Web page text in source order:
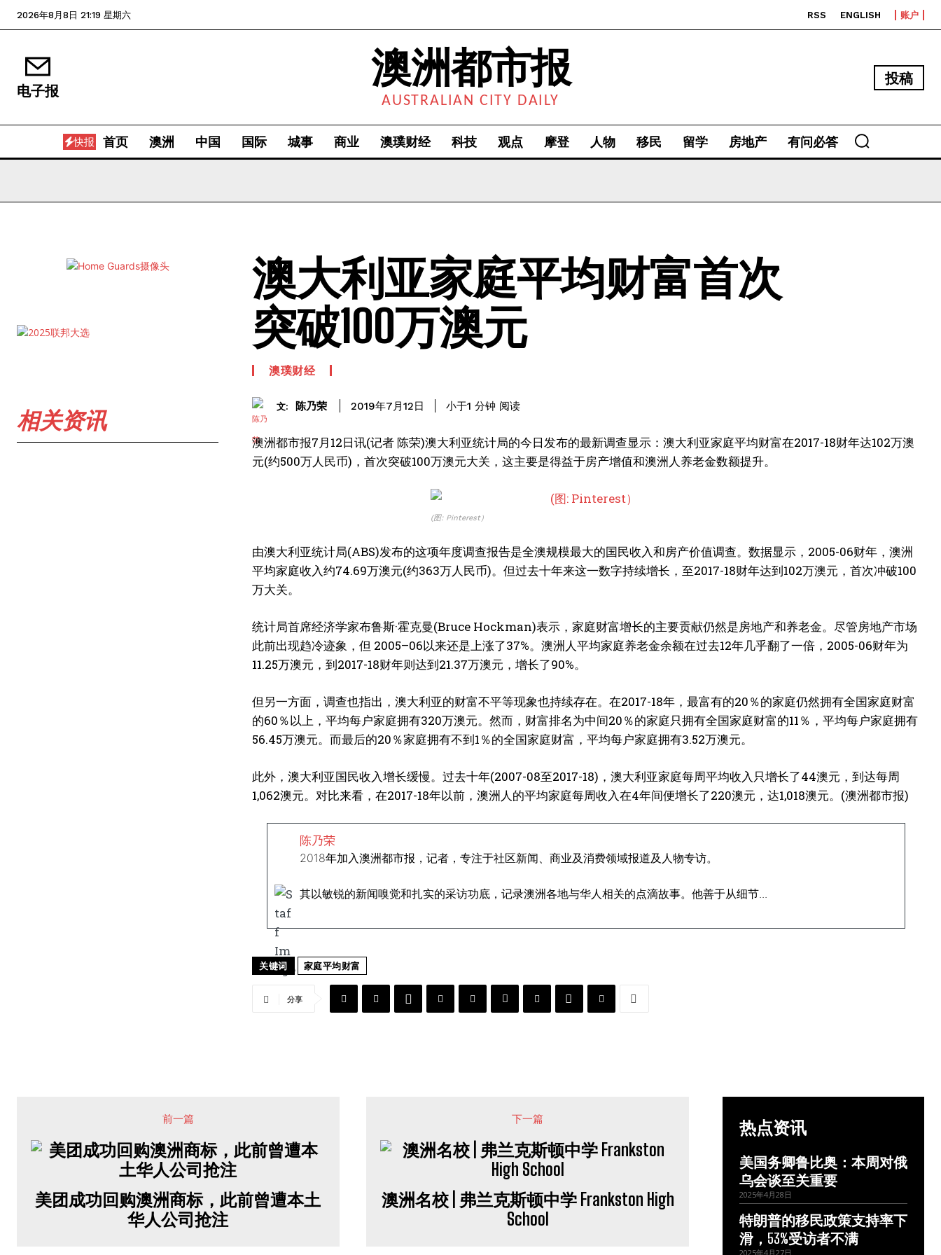
2026年8月8日 21:19 星期六 RSS ENGLISH 账户
电子报 澳洲都市报
AUSTRALIAN CITY DAILY
投稿
快报 首页 澳洲 中国 国际 城事 商业 澳璞财经 科技 观点 摩登 人物 移民 留学 房地产 有问必答
相关资讯
澳大利亚家庭平均财富首次
突破100万澳元
澳璞财经
文: 陈乃荣 2019年7月12日 小于1 分钟 阅读
澳洲都市报7月12日讯(记者 陈荣)澳大利亚统计局的今日发布的最新调查显示：澳大利亚家庭平均财富在2017-18财年达102万澳
元(约500万人民币)，首次突破100万澳元大关，这主要是得益于房产增值和澳洲人养老金数额提升。
(图: Pinterest）
由澳大利亚统计局(ABS)发布的这项年度调查报告是全澳规模最大的国民收入和房产价值调查。数据显示，2005-06财年，澳洲
平均家庭收入约74.69万澳元(约363万人民币)。但过去十年来这一数字持续增长，至2017-18财年达到102万澳元，首次冲破100
万大关。
统计局首席经济学家布鲁斯·霍克曼(Bruce Hockman)表示，家庭财富增长的主要贡献仍然是房地产和养老金。尽管房地产市场
此前出现趋冷迹象，但 2005–06以来还是上涨了37%。澳洲人平均家庭养老金余额在过去12年几乎翻了一倍，2005-06财年为
11.25万澳元，到2017-18财年则达到21.37万澳元，增长了90%。
但另一方面，调查也指出，澳大利亚的财富不平等现象也持续存在。在2017-18年，最富有的20％的家庭仍然拥有全国家庭财富
的60％以上，平均每户家庭拥有320万澳元。然而，财富排名为中间20％的家庭只拥有全国家庭财富的11％，平均每户家庭拥有
56.45万澳元。而最后的20％家庭拥有不到1％的全国家庭财富，平均每户家庭拥有3.52万澳元。
此外，澳大利亚国民收入增长缓慢。过去十年(2007-08至2017-18)，澳大利亚家庭每周平均收入只增长了44澳元，到达每周
1,062澳元。对比来看，在2017-18年以前，澳洲人的平均家庭每周收入在4年间便增长了220澳元，达1,018澳元。(澳洲都市报)
陈乃荣
2018年加入澳洲都市报，记者，专注于社区新闻、商业及消费领域报道及人物专访。
其以敏锐的新闻嗅觉和扎实的采访功底，记录澳洲各地与华人相关的点滴故事。他善于从细节...
关键词 家庭平均财富
分享
前一篇
美团成功回购澳洲商标，此前曾遭本土
华人公司抢注
下一篇
澳洲名校 | 弗兰克斯顿中学 Frankston High
School
热点资讯
美国务卿鲁比奥：本周对俄
乌会谈至关重要
2025年4月28日
特朗普的移民政策支持率下
滑，53%受访者不满
2025年4月27日